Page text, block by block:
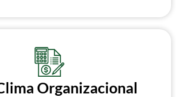
Organizacional